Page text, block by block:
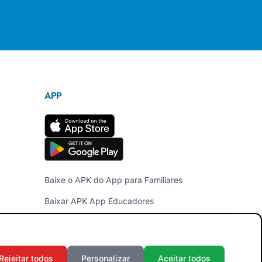
APP
Baixe o APK do App para Familiares
Baixar APK App Educadores
Rejeitar todos Personalizar Aceitar todos